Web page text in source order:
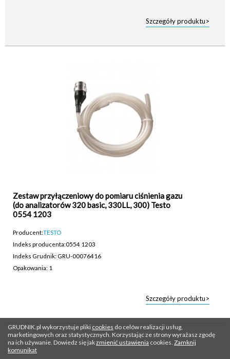
Szczegóły produktu>
Zestaw przyłączeniowy do pomiaru ciśnienia gazu
(do analizatorów 320 basic, 330LL, 300) Testo
0554 1203
Producent:TESTO
Indeks producenta:0554 1203
Indeks Grudnik: GRU-00076416
Opakowania: 1
Szczegóły produktu>
GRUDNIK.pl wykorzystuje pliki cookies do celów realizacji usług,
marketingowych oraz statystycznych. Korzystając ze strony wyrażasz zgodę
na ich używanie. Dowiedz się jakzmienić ustawienia cookies. Zamknij
komunikat